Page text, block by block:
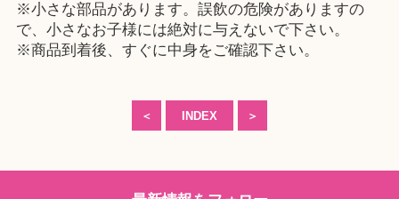
※小さな部品があります。誤飲の危険がありますの
で、小さなお子様には絶対に与えないで下さい。
※商品到着後、すぐに中身をご確認下さい。
＜ INDEX ＞